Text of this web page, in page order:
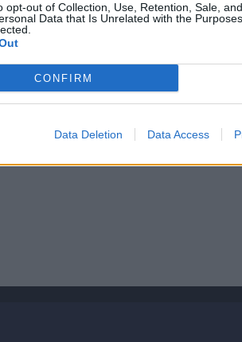
opt-out of Collection, Use, Retention, Sale,
Data that Is Unrelated with the
CONFIRM
Data Deletion Data Access
Stadium, in cima alla classifica
il portale spagnolo, vorrebbe
dai
nella prossima estate o di un ritorno
al momento della sua partenza dalla